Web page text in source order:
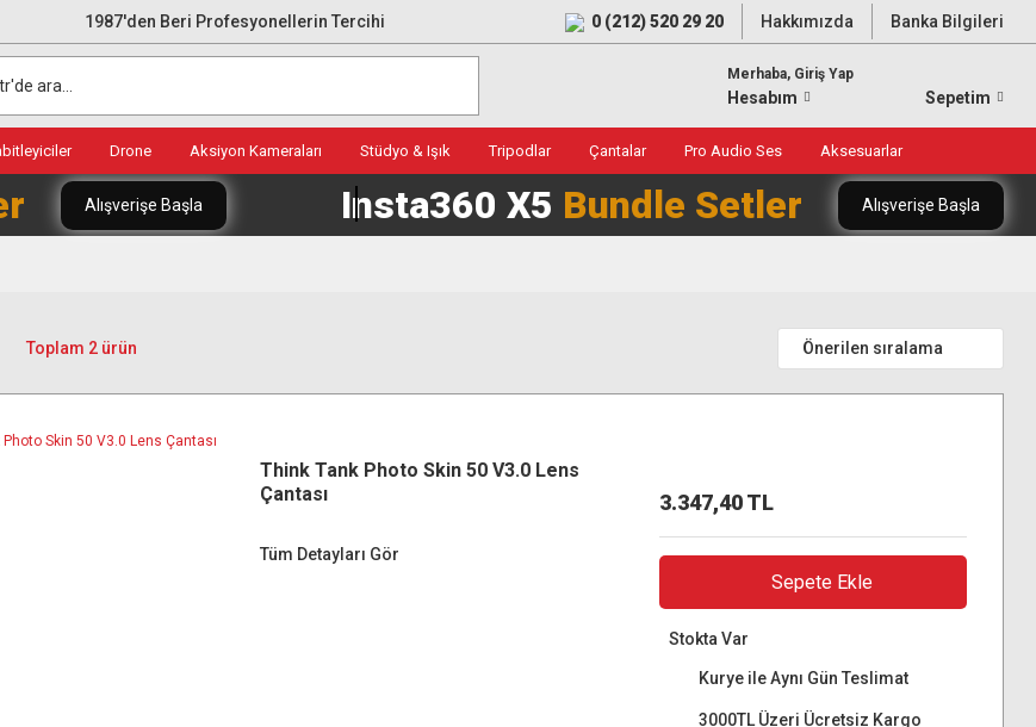
1987'den Beri Profesyonellerin Tercihi 0 (212) 520 29 20 Hakkımızda Banka Bilgileri
Merhaba, Giriş Yap
Hesabım Sepetim
Drone Aksiyon Kameraları Stüdyo & Işık Tripodlar Çantalar Pro Audio Ses Aksesuarlar
Alışverişe Başla Insta360 X5 Bundle Setler Alışverişe Başla
Toplam 2 ürün
Think Tank Photo Skin 50 V3.0 Lens
Çantası
Tüm Detayları Gör
3.347,40 TL
Sepete Ekle
Stokta Var
Kurye ile Aynı Gün Teslimat
3000TL Üzeri Ücretsiz Kargo